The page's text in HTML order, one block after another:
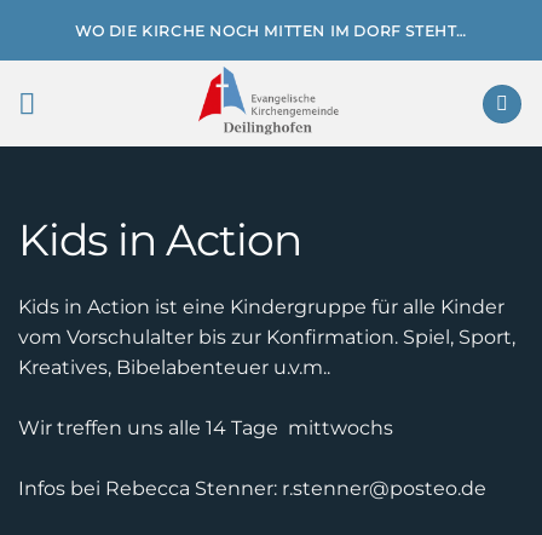
WO DIE KIRCHE NOCH MITTEN IM DORF STEHT…
Kids in Action
Kids in Action ist eine Kindergruppe für alle Kinder
vom Vorschulalter bis zur Konfirmation. Spiel, Sport,
Kreatives, Bibelabenteuer u.v.m..
Wir treffen uns alle 14 Tage mittwochs
Infos bei Rebecca Stenner: r.stenner@posteo.de